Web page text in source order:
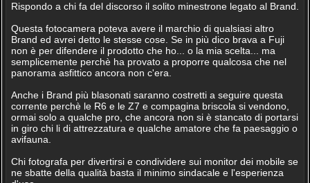
Rispondo a chi fa del discorso il solito minestrone legato al Brand.
Questa fotocamera poteva avere il marchio di qualsiasi altro
Brand ed avrei detto le stesse cose. Se in più dico brava a Fuji
non è per difendere il prodotto che ho... o la mia scelta... ma
semplicemente perchè ha provato a proporre qualcosa che nel
panorama asfittico ancora non c'era.
Anche i Brand più blasonati saranno costretti a seguire questa
corrente perchè le R6 e le Z7 e compagina briscola si vendono,
ormai solo a qualche pro, che ancora non si è stancato di portarsi
in giro chi li di attrezzatura e qualche amatore che fa paesaggio o
avifauna.
Chi fotografa per divertirsi e condividere sui monitor dei mobile se
ne sbatte della qualità basta il minimo sindacale e l'esperienza